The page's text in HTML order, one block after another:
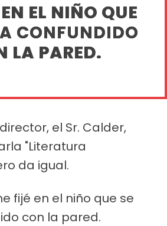
EL NIÑO QUE
CONFUNDIDO
LA PARED.
director, el Sr. Calder,
"Literatura
da igual.
fijé en el niño que se
con la pared.